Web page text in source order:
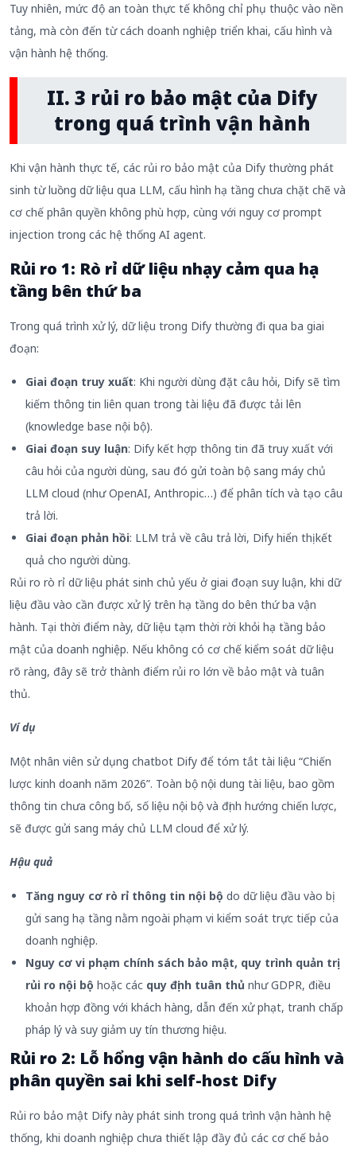
Tuy nhiên, mức độ an toàn thực tế không chỉ phụ thuộc vào nền
tảng, mà còn đến từ cách doanh nghiệp triển khai, cấu hình và
vận hành hệ thống.
II. 3 rủi ro bảo mật của Dify
trong quá trình vận hành
Khi vận hành thực tế, các rủi ro bảo mật của Dify thường phát
sinh từ luồng dữ liệu qua LLM, cấu hình hạ tầng chưa chặt chẽ và
cơ chế phân quyền không phù hợp, cùng với nguy cơ prompt
injection trong các hệ thống AI agent.
Rủi ro 1: Rò rỉ dữ liệu nhạy cảm qua hạ
tầng bên thứ ba
Trong quá trình xử lý, dữ liệu trong Dify thường đi qua ba giai
đoạn:
Giai đoạn truy xuất: Khi người dùng đặt câu hỏi, Dify sẽ tìm
kiếm thông tin liên quan trong tài liệu đã được tải lên
(knowledge base nội bộ).
Giai đoạn suy luận: Dify kết hợp thông tin đã truy xuất với
câu hỏi của người dùng, sau đó gửi toàn bộ sang máy chủ
LLM cloud (như OpenAI, Anthropic…) để phân tích và tạo câu
trả lời.
Giai đoạn phản hồi: LLM trả về câu trả lời, Dify hiển thị kết
quả cho người dùng.
Rủi ro rò rỉ dữ liệu phát sinh chủ yếu ở giai đoạn suy luận, khi dữ
liệu đầu vào cần được xử lý trên hạ tầng do bên thứ ba vận
hành. Tại thời điểm này, dữ liệu tạm thời rời khỏi hạ tầng bảo
mật của doanh nghiệp. Nếu không có cơ chế kiểm soát dữ liệu
rõ ràng, đây sẽ trở thành điểm rủi ro lớn về bảo mật và tuân
thủ.
Ví dụ
Một nhân viên sử dụng chatbot Dify để tóm tắt tài liệu “Chiến
lược kinh doanh năm 2026”. Toàn bộ nội dung tài liệu, bao gồm
thông tin chưa công bố, số liệu nội bộ và định hướng chiến lược,
sẽ được gửi sang máy chủ LLM cloud để xử lý.
Hậu quả
Tăng nguy cơ rò rỉ thông tin nội bộ do dữ liệu đầu vào bị
gửi sang hạ tầng nằm ngoài phạm vi kiểm soát trực tiếp của
doanh nghiệp.
Nguy cơ vi phạm chính sách bảo mật, quy trình quản trị
rủi ro nội bộ hoặc các quy định tuân thủ như GDPR, điều
khoản hợp đồng với khách hàng, dẫn đến xử phạt, tranh chấp
pháp lý và suy giảm uy tín thương hiệu.
Rủi ro 2: Lỗ hổng vận hành do cấu hình và
phân quyền sai khi self-host Dify
Rủi ro bảo mật Dify này phát sinh trong quá trình vận hành hệ
thống, khi doanh nghiệp chưa thiết lập đầy đủ các cơ chế bảo